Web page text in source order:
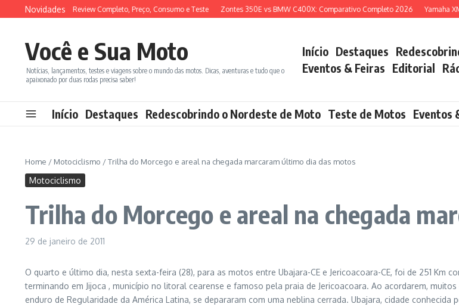
Ir para o conteúdo
Novidades
ADX 150 2026: Review Completo, Preço, Consumo e Teste Zontes 350E vs BMW C400X: Comparativo Completo 2026 Yamaha
Você e Sua Moto
Notícias, lançamentos, testes e viagens sobre o mundo das motos. Dicas, aventuras e tudo que o
apaixonado por duas rodas precisa saber!
Início Destaques
Eventos & Feiras Editorial
Início Destaques Redescobrindo o Nordeste de Moto Teste de Motos Eventos
Home / Motociclismo /Trilha do Morcego e areal na chegada marcaram último dia das motos
Motociclismo
Trilha do Morcego e areal na chegada
29 de janeiro de 2011
O quarto e último dia, nesta sexta-feira (28), para as motos entre Ubajara-CE e Jericoacoara-CE, foi de 251 Km
terminando em Jijoca , município no litoral cearense e famoso pela praia de Jericoacoara. Ao acordarem,
enduro de Regularidade da América Latina, se depararam com uma neblina cerrada. Ubajara, cidade conhecida